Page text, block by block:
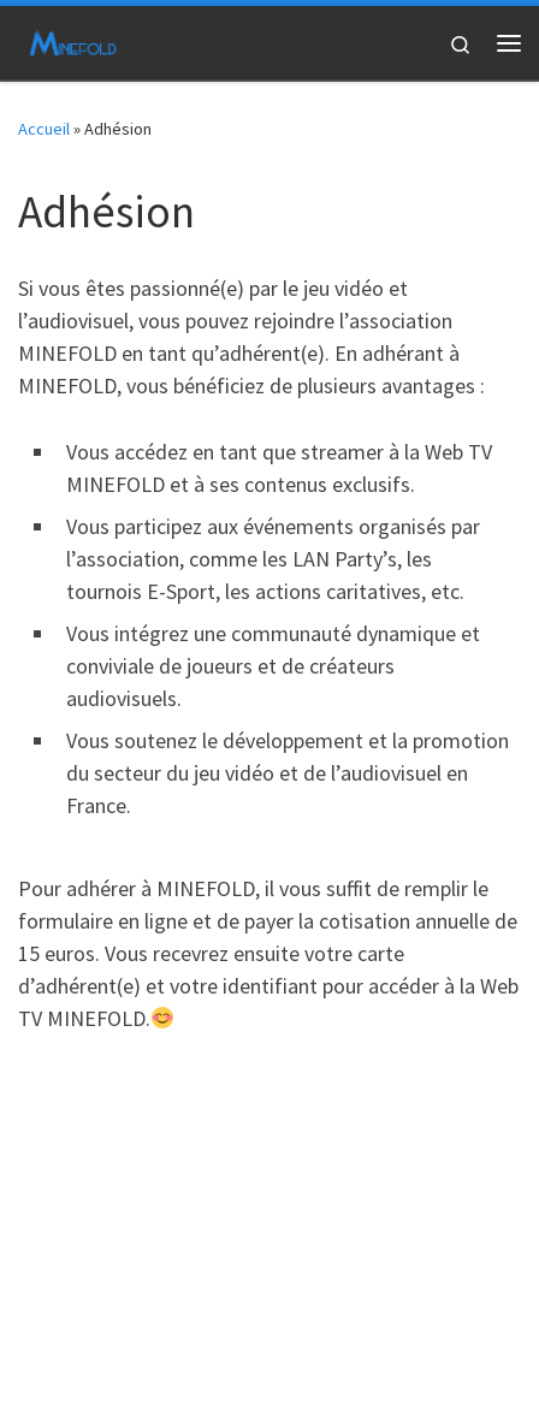
Passer au contenu
Search
Accueil»Adhésion
Adhésion
Si vous êtes passionné(e) par le jeu vidéo et
l’audiovisuel, vous pouvez rejoindre l’association
MINEFOLD en tant qu’adhérent(e). En adhérant à
MINEFOLD, vous bénéficiez de plusieurs avantages :
Vous accédez en tant que streamer à la Web TV
MINEFOLD et à ses contenus exclusifs.
Vous participez aux événements organisés par
l’association, comme les LAN Party’s, les
tournois E-Sport, les actions caritatives, etc.
Vous intégrez une communauté dynamique et
conviviale de joueurs et de créateurs
audiovisuels.
Vous soutenez le développement et la promotion
du secteur du jeu vidéo et de l’audiovisuel en
France.
Pour adhérer à MINEFOLD, il vous suffit de remplir le
formulaire en ligne et de payer la cotisation annuelle de
15 euros. Vous recevrez ensuite votre carte
d’adhérent(e) et votre identifiant pour accéder à la Web
TV MINEFOLD.